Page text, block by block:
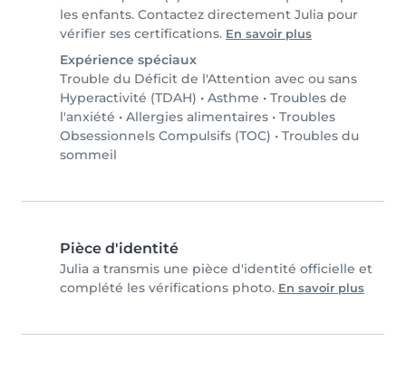
les enfants. Contactez directement Julia pour
vérifier ses certifications. En savoir plus
Expérience spéciaux
Trouble du Déficit de l'Attention avec ou sans
Hyperactivité (TDAH) • Asthme • Troubles de
l'anxiété • Allergies alimentaires • Troubles
Obsessionnels Compulsifs (TOC) • Troubles du
sommeil
Pièce d'identité
Julia a transmis une pièce d'identité officielle et
complété les vérifications photo. En savoir plus